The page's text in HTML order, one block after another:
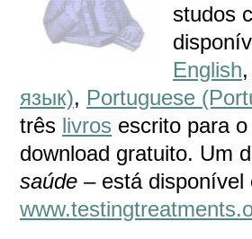
studos
English,
язык), Portuguese
três livros escrito para
download gratuito. Um
saúde – está disponível